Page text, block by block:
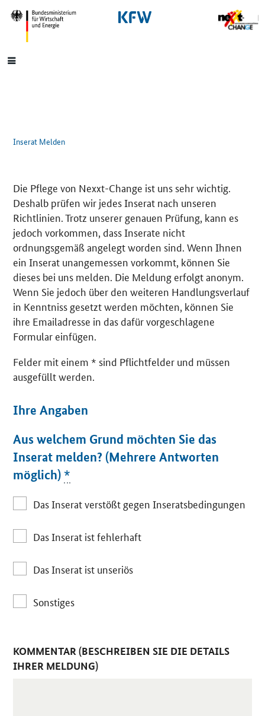
SrOnlyNavigation
Hauptmenü
Inserat Melden
Die Pflege von Nexxt-Change ist uns sehr wichtig.
Deshalb prüfen wir jedes Inserat nach unseren
Richtlinien. Trotz unserer genauen Prüfung, kann es
jedoch vorkommen, dass Inserate nicht
ordnungsgemäß angelegt worden sind. Wenn Ihnen
ein Inserat unangemessen vorkommt, können Sie
dieses bei uns melden. Die Meldung erfolgt anonym.
Wenn Sie jedoch über den weiteren Handlungsverlauf
in Kenntniss gesetzt werden möchten, können Sie
ihre Emailadresse in das dafür vorgeschlagene
Formular einfügen.
Felder mit einem * sind Pflichtfelder und müssen
ausgefüllt werden.
Ihre Angaben
Aus welchem Grund möchten Sie das
Inserat melden? (Mehrere Antworten
möglich) *
Das Inserat verstößt gegen Inseratsbedingungen
Das Inserat ist fehlerhaft
Das Inserat ist unseriös
Sonstiges
KOMMENTAR (BESCHREIBEN SIE DIE DETAILS
IHRER MELDUNG)